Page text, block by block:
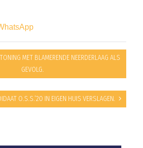
MET BLAMERENDE NEERDERLAAG ALS
GEVOLG.
O.S.S.’20 IN EIGEN HUIS VERSLAGEN.